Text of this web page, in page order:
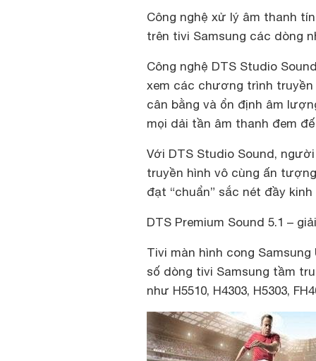
Công nghệ xử lý âm thanh
trên tivi Samsung các dòng
Công nghệ DTS Studio
xem các chương trình
cân bằng và ổn định âm
mọi dải tần âm thanh đem
Với DTS Studio Sound,
truyền hình vô cùng ấn
đạt “chuẩn” sắc nét đầy kinh
DTS Premium Sound 5.1 –
Tivi màn hình cong Samsung
số dòng tivi Samsung tầm
như H5510, H4303, H5303,